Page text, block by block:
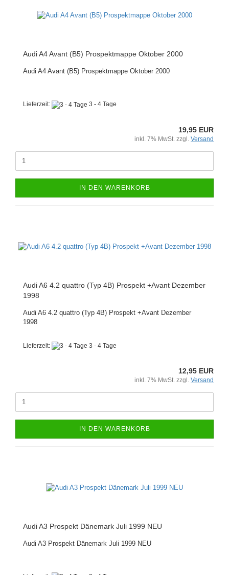
Audi A4 Avant (B5) Prospektmappe Oktober 2000
Audi A4 Avant (B5) Prospektmappe Oktober 2000
Lieferzeit: 3 - 4 Tage
19,95 EUR
inkl. 7% MwSt. zzgl. Versand
IN DEN WARENKORB
Audi A6 4.2 quattro (Typ 4B) Prospekt +Avant Dezember
1998
Audi A6 4.2 quattro (Typ 4B) Prospekt +Avant Dezember
1998
Lieferzeit: 3 - 4 Tage
12,95 EUR
inkl. 7% MwSt. zzgl. Versand
IN DEN WARENKORB
Audi A3 Prospekt Dänemark Juli 1999 NEU
Audi A3 Prospekt Dänemark Juli 1999 NEU